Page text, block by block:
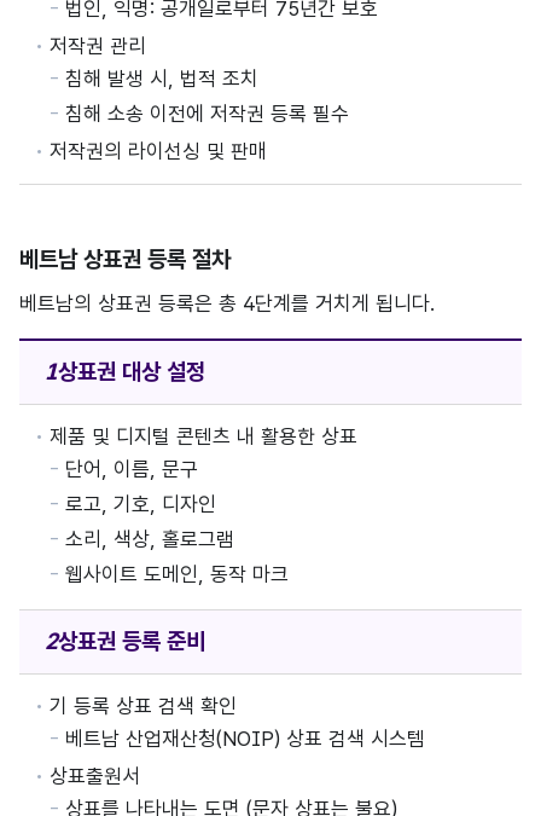
법인, 익명: 공개일로부터 75년간 보호
저작권 관리
침해 발생 시, 법적 조치
침해 소송 이전에 저작권 등록 필수
저작권의 라이선싱 및 판매
베트남 상표권 등록 절차
베트남의 상표권 등록은 총 4단계를 거치게 됩니다.
상표권 대상 설정
제품 및 디지털 콘텐츠 내 활용한 상표
단어, 이름, 문구
로고, 기호, 디자인
소리, 색상, 홀로그램
웹사이트 도메인, 동작 마크
상표권 등록 준비
기 등록 상표 검색 확인
베트남 산업재산청(NOIP) 상표 검색 시스템
상표출원서
상표를 나타내는 도면 (문자 상표는 불요)